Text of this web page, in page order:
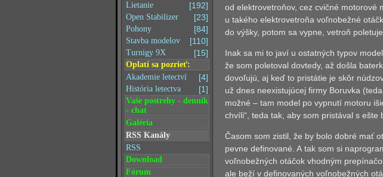
[192]
Lietanie
[23]
Open Stabilizer
[84]
Pohony
[110]
Stavba modelov
[15]
Turnigy 9X
Oplatí sa pozrieť:
[4]
Akademie letectví
[1]
História letectva
Vaše postrehy - denník
- chat
Galéria
RSS Kanály
RSS
Download
Fórum
od elektrovetroňov, cez cvičné motorové
u takého elektrovetroňa voľnobežné
do výšky, potom sa vypne, vetroň
Inak sa mi to javí u ostatných typov
že som poletoval dovtedy, až došla
dovoľujú, aj keď to pristátie je skôr
už dnes neexistujúcej firmy Boruvka
možné – tam model po vypnutí motoru
chvíli“, teda tak, aby som pristával s ešte
Časom som zistil, že by bolo dobré mať
pevne definované. A tak som si
voľnobežných otáčok vhodným
ale beží v definovaných voľnobežných